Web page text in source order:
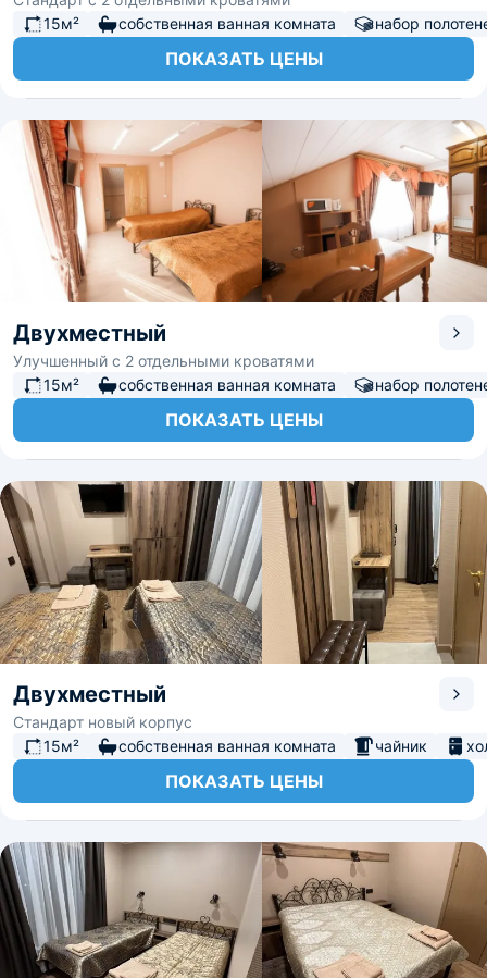
15м²
собственная ванная комната набор
ПОКАЗАТЬ ЦЕНЫ
Двухместный
Улучшенный с 2 отдельными кроватями
15м²
собственная ванная комната набор
ПОКАЗАТЬ ЦЕНЫ
Двухместный
Стандарт новый корпус
15м²
собственная ванная комната чайник
ПОКАЗАТЬ ЦЕНЫ